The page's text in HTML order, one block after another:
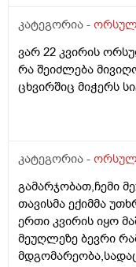
და ხაჭოსებრი
კატეგორია -
ვარ 22 კვირის
რა შეიძლება
ცხვირშიც მიჭერს
კატეგორია -
გამარჯობათ,ჩემი
თავისმა ექიმმა
ერთი კვირის იყო
მეუღლეზე ბევრი